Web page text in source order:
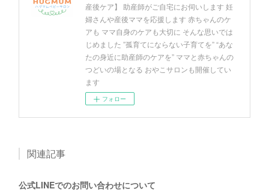
産後ケア】 助産師がご自宅にお伺いします 妊
婦さんや産後ママを応援します 赤ちゃんのケ
アも ママ自身のケアも大切に そんな思いでは
じめました ”孤育てにならない子育てを” “あな
たの身近に助産師のケアを” ママと赤ちゃんの
つどいの場となる おやこサロンも開催してい
ます
フォロー
関連記事
公式LINEでのお問い合わせについて